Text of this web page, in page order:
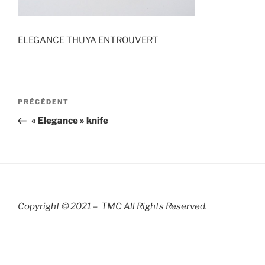
ELEGANCE THUYA ENTROUVERT
Navigation
l’article
Article
précédent
PRÉCÉDENT
« Elegance » knife
Copyright © 2021 – TMC All Rights Reserved.